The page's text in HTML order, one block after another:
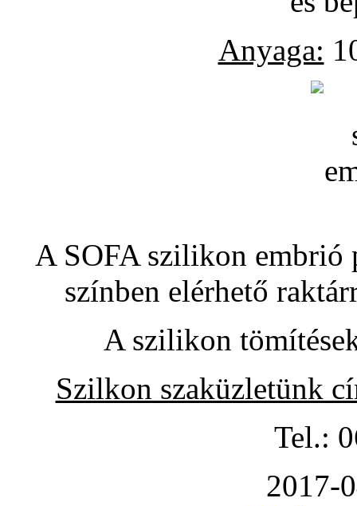
Anyaga:
A SOFA szilikon embrió
színben elérhető
A szilikon
Szilkon szaküzletünk
Tel.:
2017-